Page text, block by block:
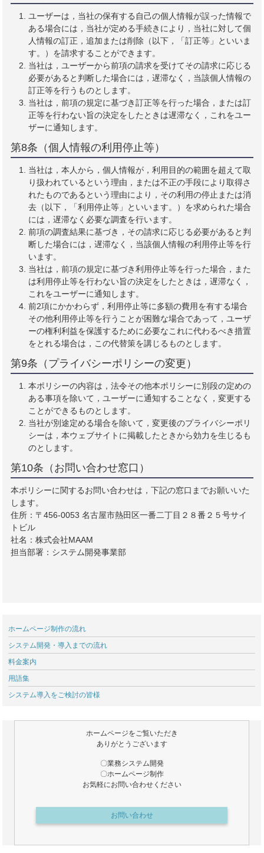
ユーザーは，当社の保有する自己の個人情報が誤った情報で
ある場合には，当社が定める手続きにより，当社に対して個
人情報の訂正，追加または削除（以下，「訂正等」といいま
す。）を請求することができます。
当社は，ユーザーから前項の請求を受けてその請求に応じる
必要があると判断した場合には，遅滞なく，当該個人情報の
訂正等を行うものとします。
当社は，前項の規定に基づき訂正等を行った場合，または訂
正等を行わない旨の決定をしたときは遅滞なく，これをユー
ザーに通知します。
第8条（個人情報の利用停止等）
当社は，本人から，個人情報が，利用目的の範囲を超えて取
り扱われているという理由，または不正の手段により取得さ
れたものであるという理由により，その利用の停止または消
去（以下，「利用停止等」といいます。）を求められた場合
には，遅滞なく必要な調査を行います。
前項の調査結果に基づき，その請求に応じる必要があると判
断した場合には，遅滞なく，当該個人情報の利用停止等を行
います。
当社は，前項の規定に基づき利用停止等を行った場合，また
は利用停止等を行わない旨の決定をしたときは，遅滞なく，
これをユーザーに通知します。
前2項にかかわらず，利用停止等に多額の費用を有する場合
その他利用停止等を行うことが困難な場合であって，ユーザ
ーの権利利益を保護するために必要なこれに代わるべき措置
をとれる場合は，この代替策を講じるものとします。
第9条（プライバシーポリシーの変更）
本ポリシーの内容は，法令その他本ポリシーに別段の定めの
ある事項を除いて，ユーザーに通知することなく，変更する
ことができるものとします。
当社が別途定める場合を除いて，変更後のプライバシーポリ
シーは，本ウェブサイトに掲載したときから効力を生じるも
のとします。
第10条（お問い合わせ窓口）
本ポリシーに関するお問い合わせは，下記の窓口までお願いいた
します。
住所：〒456-0053 名古屋市熱田区一番二丁目２８番２５号サイ
トビル
社名：株式会社MAAM
担当部署：システム開発事業部
ホームページ制作の流れ
システム開発・導入までの流れ
料金案内
用語集
システム導入をご検討の皆様
ホームページをご覧いただき
ありがとうございます
〇業務システム開発
〇ホームページ制作
お気軽にお問い合わせください
お問い合わせ